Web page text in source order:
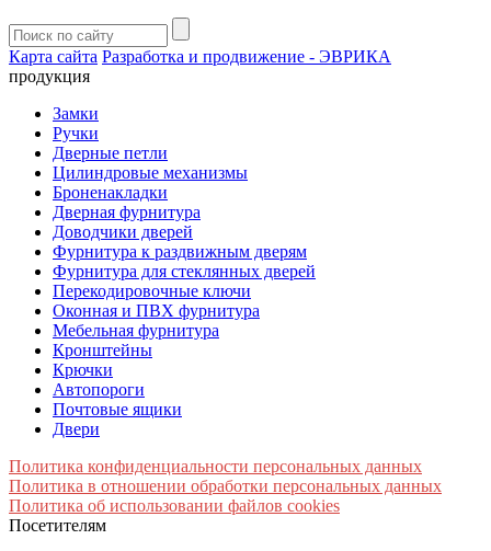
Карта сайта Разработка и продвижение - ЭВРИКА
продукция
Замки
Ручки
Дверные петли
Цилиндровые механизмы
Броненакладки
Дверная фурнитура
Доводчики дверей
Фурнитура к раздвижным дверям
Фурнитура для стеклянных дверей
Перекодировочные ключи
Оконная и ПВХ фурнитура
Мебельная фурнитура
Кронштейны
Крючки
Автопороги
Почтовые ящики
Двери
Политика конфиденциальности персональных данных
Политика в отношении обработки персональных данных
Политика об использовании файлов cookies
Посетителям